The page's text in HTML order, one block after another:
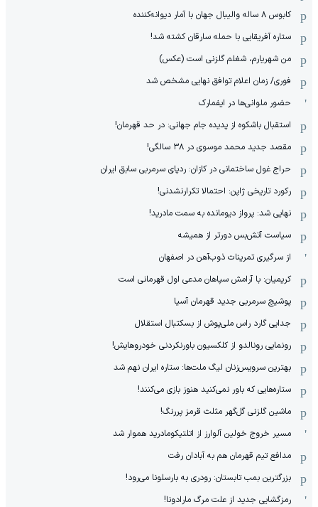
کابوس ۸ ساله والیبال جهان با آمار دیوانه‌کننده
ستاره آفریقایی با حمله سارقان کشته شد!
من شهریارم، شغلم گلزنی است (عکس)
فوری/ زمان اعلام توافق نهایی مشخص شد
حضور ملوانی‌ها در ایفمارک
استقبال باشکوه از پدیده جام جهانی: در حد قهرمان!
مقصد جدید محمد موسوی در ٣٨ سالگی!
حراج غول ساختمانی در کازان: ردپای سرمربی سابق ایران
رکورد تاریخی ژاپن: احتمالا تکرارنشدنی!
نهایی شد: پرواز دیومانده به سمت مادرید!
سیاست آتش‌بس دورتر از همیشه
از سرگیری تمرینات ذوب‌آهن در اصفهان
کریمیان: با آرامش سپاهان مدعی اول قهرمانی است
پوشیچ سرمربی جدید قهرمان آسیا
جدایی گارد راس ملی‌پوش از بسکتبال استقلال
رونمایی رونالدو از کلکسیون باورنکردنی خودروهایش!
بهترین سرویس‌زنان لیگ ملت‌ها: ستاره ایران نهم شد
ستاره‌هایی که باور نمی‌کنید هنوز بازی می‌کنند!
ماشین گلزنی گل‌گهر مثلث قرمز پررنگ!
مسیر خروج خولین آلوارز از اتلتیکومادرید هموار شد
مدافع تیم قهرمان هم به آبادان رفت
بزرگترین بمب تابستان: رودری به بارسلونا می‌رود!
رمزگشایی جدید از علت مرگ مارادونا!